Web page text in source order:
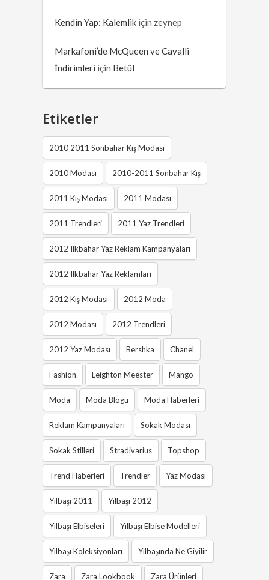
Kendin Yap: Kalemlik için zeynep
Markafoni’de McQueen ve Cavalli
İndirimleri için Betül
Etiketler
2010 2011 Sonbahar Kış Modası
2010 Modası 2010-2011 Sonbahar Kış
2011 Kış Modası 2011 Modası
2011 Trendleri 2011 Yaz Trendleri
2012 Ilkbahar Yaz Reklam Kampanyaları
2012 Ilkbahar Yaz Reklamları
2012 Kış Modası 2012 Moda
2012 Modası 2012 Trendleri
2012 Yaz Modası Bershka Chanel
Fashion Leighton Meester Mango
Moda Moda Blogu Moda Haberleri
Reklam Kampanyaları Sokak Modası
Sokak Stilleri Stradivarius Topshop
Trend Haberleri Trendler Yaz Modası
Yılbaşı 2011 Yılbaşı 2012
Yılbaşı Elbiseleri Yılbaşı Elbise Modelleri
Yılbaşı Koleksiyonları Yılbaşında Ne Giyilir
Zara Zara Lookbook Zara Ürünleri